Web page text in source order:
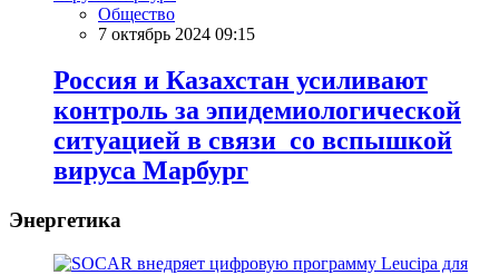
Общество
7 октябрь 2024 09:15
Россия и Казахстан усиливают
контроль за эпидемиологической
ситуацией в связи со вспышкой
вируса Марбург
Энергетика